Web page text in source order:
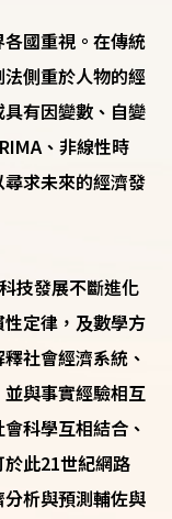
國重視。在傳統
側重於人物的經
有因變數、自變
、非線性時
求未來的經濟發
技發展不斷進化
定律，及數學方
社會經濟系統、
與事實經驗相互
科學互相結合、
此21世紀網路
析與預測輔佐與